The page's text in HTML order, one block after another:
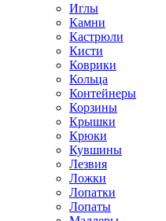
Иглы
Камни
Кастрюли
Кисти
Коврики
Кольца
Контейнеры
Корзины
Крышки
Крюки
Кувшины
Лезвия
Ложки
Лопатки
Лопаты